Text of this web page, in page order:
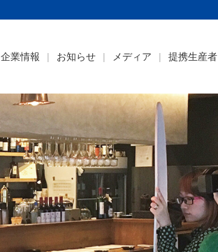
企業情報 お知らせ メディア 提携生産者